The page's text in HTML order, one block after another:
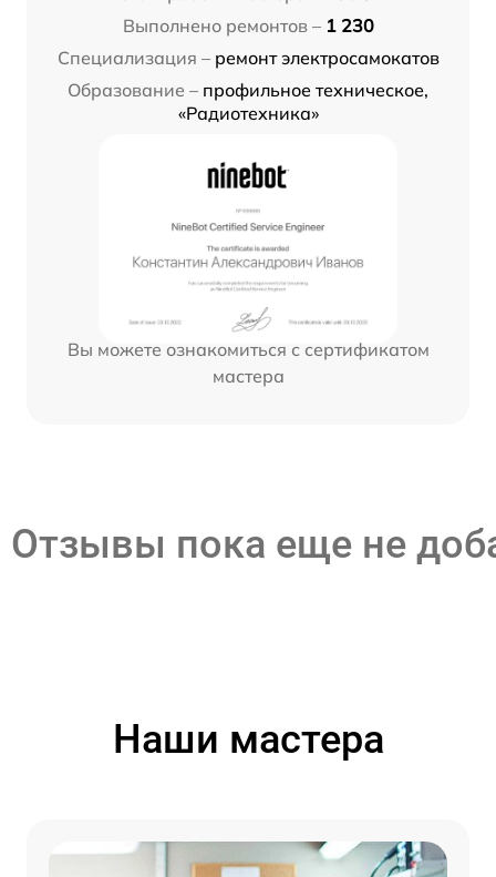
Выполнено ремонтов – 1 230
Специализация – ремонт электросамокатов
Образование – профильное техническое,
«Радиотехника»
Вы можете ознакомиться с сертификатом
мастера
Отзывы пока еще не
Наши мастера